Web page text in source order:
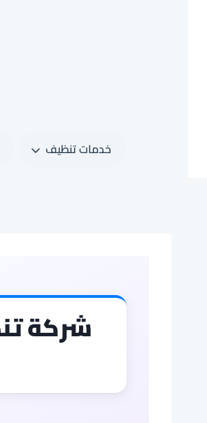
خدمات تنظيف